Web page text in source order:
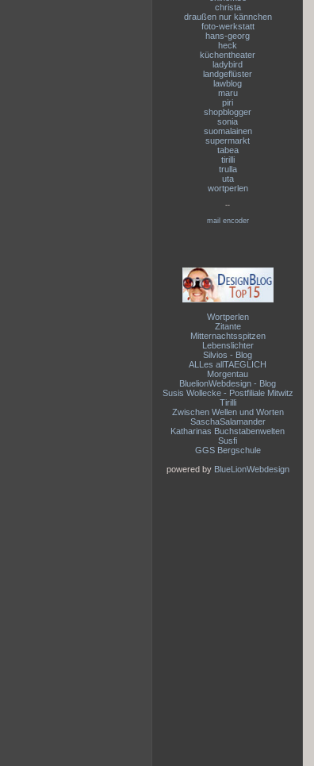
christa
draußen nur kännchen
foto-werkstatt
hans-georg
heck
küchentheater
ladybird
landgeflüster
lawblog
maru
piri
shopblogger
sonia
suomalainen
supermarkt
tabea
tirilli
trulla
uta
wortperlen
--
mail encoder
Wortperlen
Zitante
Mitternachtsspitzen
Lebenslichter
Silvios - Blog
ALLes allTAEGLICH
Morgentau
BluelionWebdesign - Blog
Susis Wollecke - Postfiliale Mitwitz
Tirilli
Zwischen Wellen und Worten
SaschaSalamander
Katharinas Buchstabenwelten
Susfi
GGS Bergschule
powered by BlueLionWebdesign